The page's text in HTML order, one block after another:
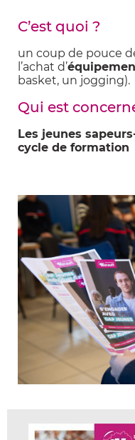
C’est quoi ?
un coup de pouce
l’achat d’
basket, un jogging).
Qui est
Les jeunes
cycle de formation